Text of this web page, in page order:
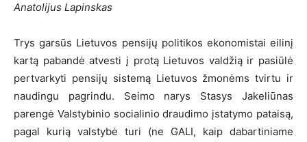
Anatolijus Lapinskas
Trys garsūs Lietuvos pensijų politikos ekonomistai eilinį
kartą pabandė atvesti į protą Lietuvos valdžią ir pasiūlė
pertvarkyti pensijų sistemą Lietuvos žmonėms tvirtu ir
naudingu pagrindu. Seimo narys Stasys Jakeliūnas
parengė Valstybinio socialinio draudimo įstatymo pataisą,
pagal kurią valstybė turi (ne GALI, kaip dabartiniame